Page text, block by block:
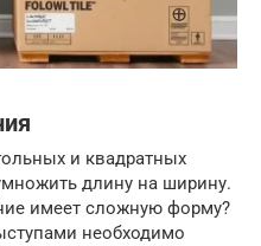
и квадратных
длину на ширину.
имеет сложную форму?
необходимо